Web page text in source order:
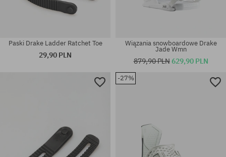
Dostępne rozmiary:
Paski Drake Ladder Ratchet Toe
29,90 PLN
Wiązania snowboardowe Drake
Jade Wmn
879,90 PLN629,90 PLN
-27%